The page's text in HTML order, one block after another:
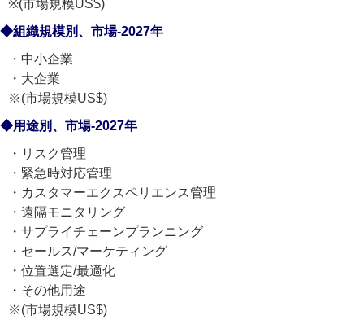
※(市場規模US$)
◆組織規模別、市場-2027年
・中小企業
・大企業
※(市場規模US$)
◆用途別、市場-2027年
・リスク管理
・緊急時対応管理
・カスタマーエクスペリエンス管理
・遠隔モニタリング
・サプライチェーンプランニング
・セールス/マーケティング
・位置選定/最適化
・その他用途
※(市場規模US$)